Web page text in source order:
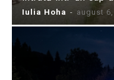
Iulia Hoha - august